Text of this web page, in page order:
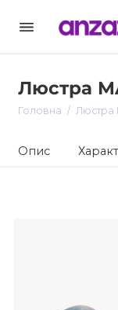
Люстра
Головна Люстра
Опис